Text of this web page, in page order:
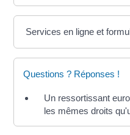
Services en ligne et
Questions ? Réponses !
Un ressortissant
les mêmes droits